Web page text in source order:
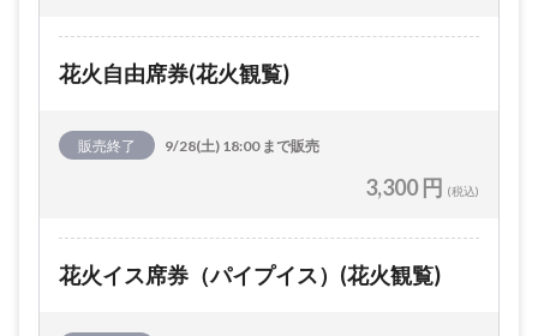
花火自由席券(花火観覧)
販売終了 9/28(土) 18:00 まで販売
3,300 円 (税込)
花火イス席券（パイプイス）(花火観覧)